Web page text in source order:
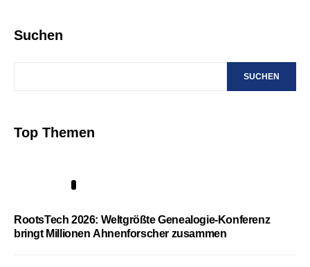
Suchen
SUCHEN
Top Themen
RootsTech 2026: Weltgrößte Genealogie-Konferenz
bringt Millionen Ahnenforscher zusammen